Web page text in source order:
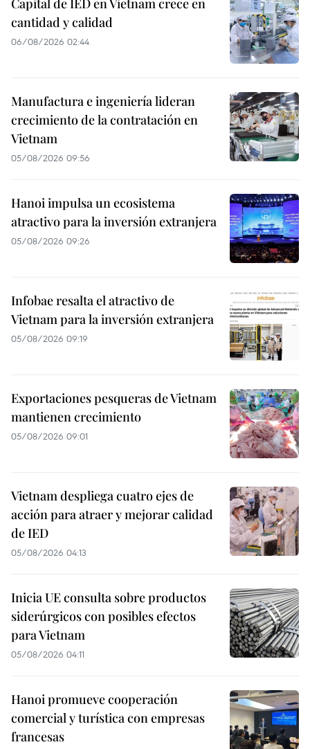
Capital de IED en Vietnam crece en
cantidad y calidad
06/08/2026 02:44
Manufactura e ingeniería lideran
crecimiento de la contratación en
Vietnam
05/08/2026 09:56
Hanoi impulsa un ecosistema
atractivo para la inversión extranjera
05/08/2026 09:26
Infobae resalta el atractivo de
Vietnam para la inversión extranjera
05/08/2026 09:19
Exportaciones pesqueras de Vietnam
mantienen crecimiento
05/08/2026 09:01
Vietnam despliega cuatro ejes de
acción para atraer y mejorar calidad
de IED
05/08/2026 04:13
Inicia UE consulta sobre productos
siderúrgicos con posibles efectos
para Vietnam
05/08/2026 04:11
Hanoi promueve cooperación
comercial y turística con empresas
francesas